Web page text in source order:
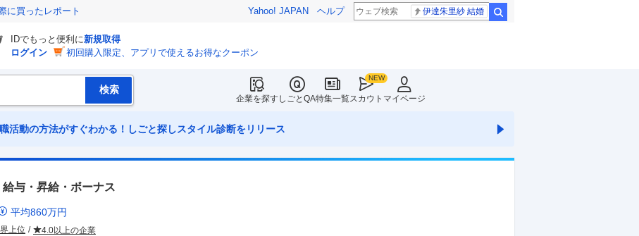
に買ったレポート Yahoo! JAPAN ヘルプ 伊達朱里紗 結婚
IDでもっと便利に新規取得
ログイン
初回購入限定、アプリで使えるお得なクーポン
企業を探すしごとQA特集一覧スカウト マイページ
活動の方法がすぐわかる！しごと探しスタイル診断をリリース
与・昇給・ボーナス
平均860万円
上位 4.0以上の企業